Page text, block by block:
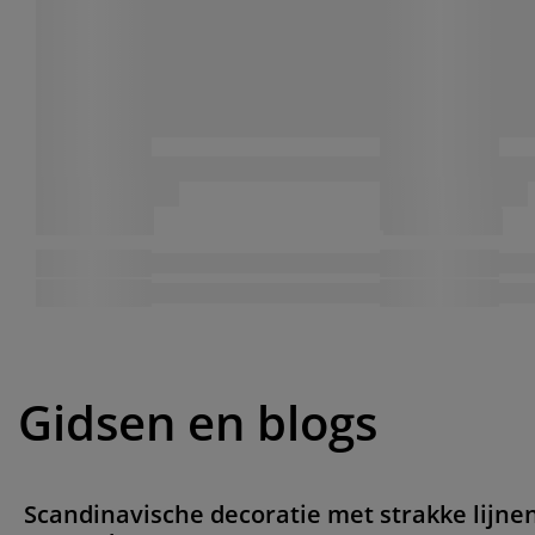
Gidsen en blogs
Scandinavische decoratie met strakke